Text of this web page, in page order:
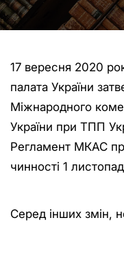
17 вересня 2020
палата України
Міжнародного
України при ТПП
Регламент МКАС
чинності 1
Серед інших змін,